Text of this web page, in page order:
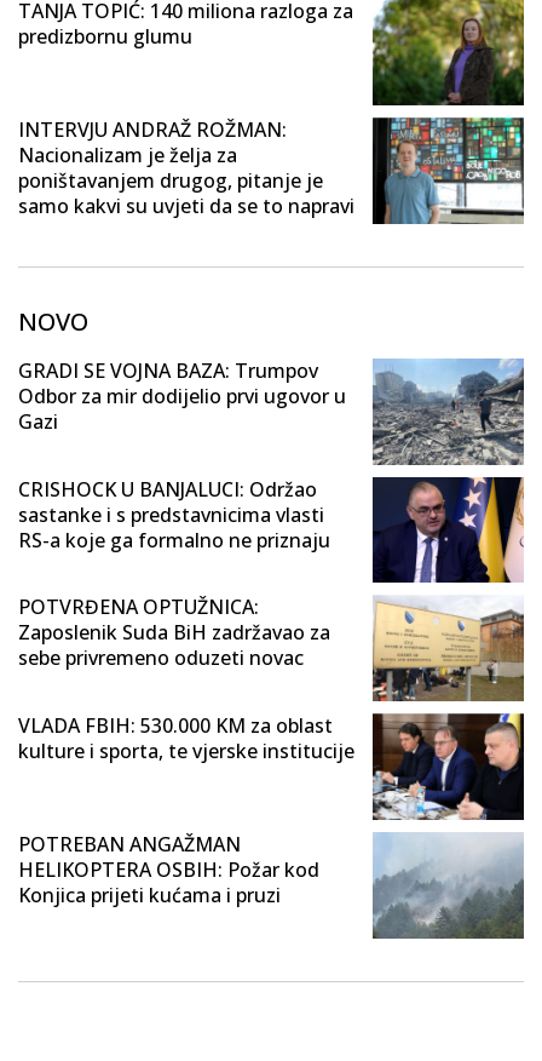
TANJA TOPIĆ: 140 miliona razloga za
predizbornu glumu
INTERVJU ANDRAŽ ROŽMAN:
Nacionalizam je želja za
poništavanjem drugog, pitanje je
samo kakvi su uvjeti da se to napravi
NOVO
GRADI SE VOJNA BAZA: Trumpov
Odbor za mir dodijelio prvi ugovor u
Gazi
CRISHOCK U BANJALUCI: Održao
sastanke i s predstavnicima vlasti
RS-a koje ga formalno ne priznaju
POTVRĐENA OPTUŽNICA:
Zaposlenik Suda BiH zadržavao za
sebe privremeno oduzeti novac
VLADA FBIH: 530.000 KM za oblast
kulture i sporta, te vjerske institucije
POTREBAN ANGAŽMAN
HELIKOPTERA OSBIH: Požar kod
Konjica prijeti kućama i pruzi